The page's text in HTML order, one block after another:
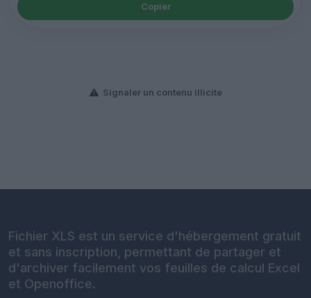
Copier
Signaler un contenu illicite
Fichier XLS est un service d'hébergement gratuit
et sans inscription, permettant de partager et
d'archiver facilement vos feuilles de calcul Excel
et Openoffice.